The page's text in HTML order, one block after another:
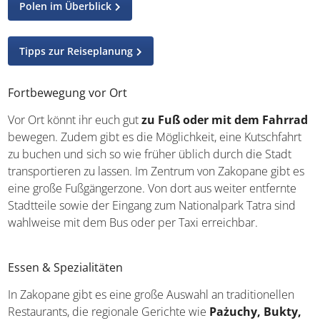
Polen im Überblick
Tipps zur Reiseplanung
Fortbewegung vor Ort
Vor Ort könnt ihr euch gutzu Fuß oder mit dem Fahrrad
bewegen. Zudem gibt es die Möglichkeit, eine Kutschfahrt
zu buchen und sich so wie früher üblich durch die Stadt
transportieren zu lassen. Im Zentrum von Zakopane gibt es
eine große Fußgängerzone. Von dort aus weiter entfernte
Stadtteile sowie der Eingang zum Nationalpark Tatra sind
wahlweise mit dem Bus oder per Taxi erreichbar.
Essen & Spezialitäten
In Zakopane gibt es eine große Auswahl an traditionellen
Restaurants, die regionale Gerichte wie Pażuchy, Bukty,